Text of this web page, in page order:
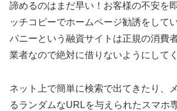
諦めるのはまだ早い！お客様の不安を
ッチコピーでホームページ勧誘をして
パニーという融資サイトは正規の消費
業者なので絶対に借りないようにして
ネット上で簡単に検索で出てきたり、
るランダムなURLを与えられたスマホ